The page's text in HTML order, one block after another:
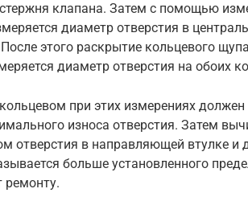
клапана. Затем с помощью
диаметр отверстия в
этого раскрытие кольцевого
диаметр отверстия на обоих
при этих измерениях
износа отверстия. Затем
отверстия в направляющей втулке и
больше установленного
ремонту.